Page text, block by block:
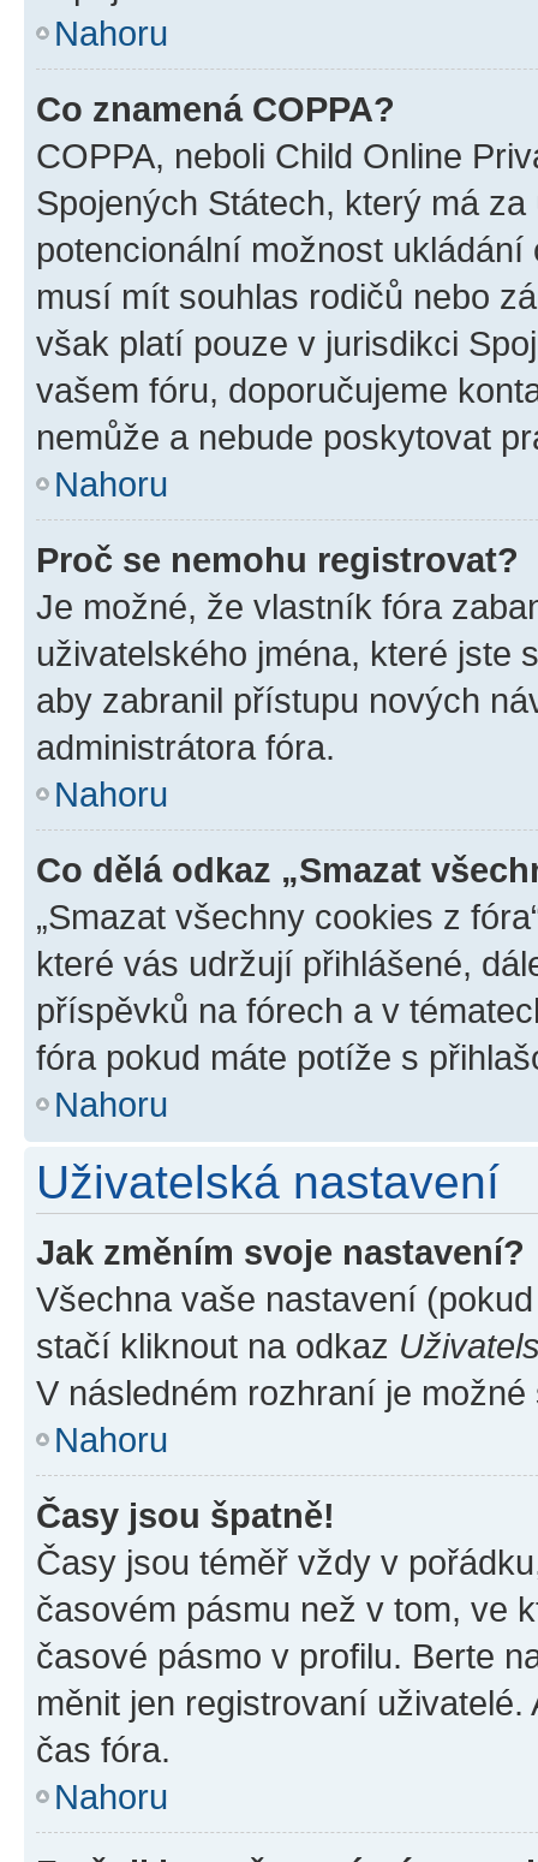
Nahoru
Co znamená COPPA?
COPPA, neboli Child Online
Spojených Státech, který má
potencionální možnost
musí mít souhlas rodičů nebo
však platí pouze v jurisdikci
vašem fóru, doporučujeme
nemůže a nebude poskytovat
Nahoru
Proč se nemohu registrovat?
Je možné, že vlastník fóra
uživatelského jména, které jste
aby zabranil přístupu nových
administrátora fóra.
Nahoru
Co dělá odkaz „Smazat
„Smazat všechny cookies z
které vás udržují přihlášené,
příspěvků na fórech a v
fóra pokud máte potíže s
Nahoru
Uživatelská nastavení
Jak změním svoje nastavení?
Všechna vaše nastavení
stačí kliknout na odkaz
V následném rozhraní je
Nahoru
Časy jsou špatně!
Časy jsou téměř vždy v
časovém pásmu než v tom, ve
časové pásmo v profilu. Berte
měnit jen registrovaní
čas fóra.
Nahoru